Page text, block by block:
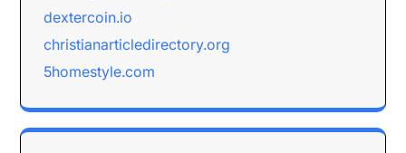
dextercoin.io
christianarticledirectory.org
5homestyle.com